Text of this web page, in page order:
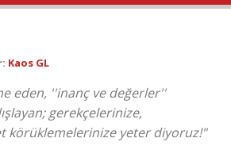
Kaos GL
eden, ''inanç ve değerler''
gerekçelerinize,
körüklemelerinize yeter diyoruz!"